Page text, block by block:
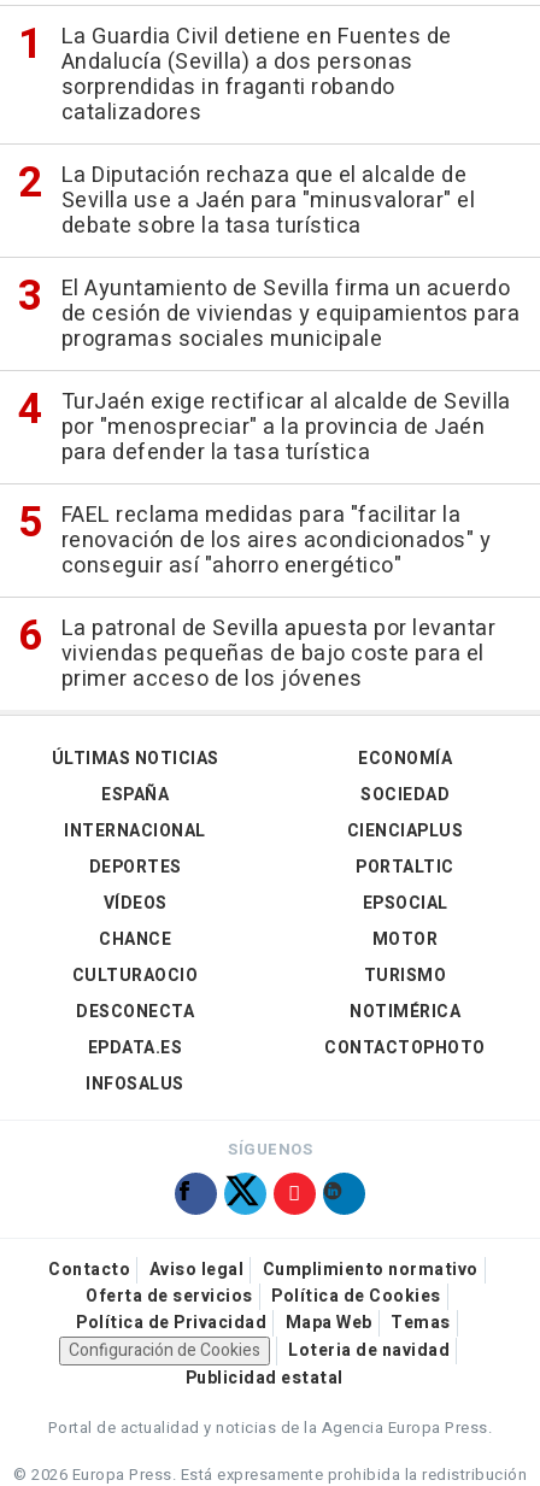
La Guardia Civil detiene en Fuentes de
Andalucía (Sevilla) a dos personas
sorprendidas in fraganti robando
catalizadores
La Diputación rechaza que el alcalde de
Sevilla use a Jaén para "minusvalorar" el
debate sobre la tasa turística
El Ayuntamiento de Sevilla firma un acuerdo
de cesión de viviendas y equipamientos para
programas sociales municipale
TurJaén exige rectificar al alcalde de Sevilla
por "menospreciar" a la provincia de Jaén
para defender la tasa turística
FAEL reclama medidas para "facilitar la
renovación de los aires acondicionados" y
conseguir así "ahorro energético"
La patronal de Sevilla apuesta por levantar
viviendas pequeñas de bajo coste para el
primer acceso de los jóvenes
ÚLTIMAS NOTICIAS
ESPAÑA
INTERNACIONAL
DEPORTES
VÍDEOS
ECONOMÍA
SOCIEDAD
CIENCIAPLUS
PORTALTIC
EPSOCIAL
CHANCE
CULTURAOCIO
DESCONECTA
EPDATA.ES
INFOSALUS
MOTOR
TURISMO
NOTIMÉRICA
CONTACTOPHOTO
SÍGUENOS
Contacto Aviso legal
Cumplimiento normativo
Oferta de servicios
Política de Cookies
Política de Privacidad
Mapa Web
Temas
Configuración de Cookies
Loteria de navidad
Publicidad estatal
Portal de actualidad y noticias de la Agencia Europa Press.
© 2026 Europa Press. Está expresamente prohibida la redistribución